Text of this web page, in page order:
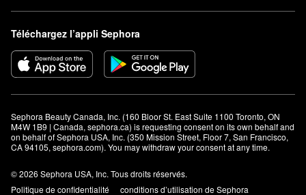
Téléchargez l’appli Sephora
Sephora Beauty Canada, Inc. (160 Bloor St. East Suite 1100 Toronto, ON
M4W 1B9 | Canada, sephora.ca) is requesting consent on its own behalf and
on behalf of Sephora USA, Inc. (350 Mission Street, Floor 7, San Francisco,
CA 94105, sephora.com). You may withdraw your consent at any time.
© 2026 Sephora USA, Inc. Tous droits réservés.
Politique de confidentialité
conditions d’utilisation de Sephora